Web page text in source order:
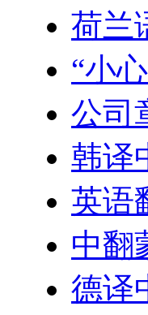
荷兰
“小
公司
韩译
英语
中翻
德译